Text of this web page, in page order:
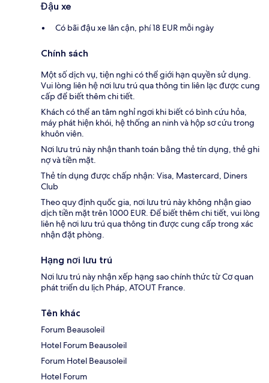
Đậu xe
Có bãi đậu xe lân cận, phí 18 EUR mỗi ngày
Chính sách
Một số dịch vụ, tiện nghi có thể giới hạn quyền sử dụng.
Vui lòng liên hệ nơi lưu trú qua thông tin liên lạc được cung
cấp để biết thêm chi tiết.
Khách có thể an tâm nghỉ ngơi khi biết có bình cứu hỏa,
máy phát hiện khói, hệ thống an ninh và hộp sơ cứu trong
khuôn viên.
Nơi lưu trú này nhận thanh toán bằng thẻ tín dụng, thẻ ghi
nợ và tiền mặt.
Thẻ tín dụng được chấp nhận: Visa, Mastercard, Diners
Club
Theo quy định quốc gia, nơi lưu trú này không nhận giao
dịch tiền mặt trên 1000 EUR. Để biết thêm chi tiết, vui lòng
liên hệ nơi lưu trú qua thông tin được cung cấp trong xác
nhận đặt phòng.
Hạng nơi lưu trú
Nơi lưu trú này nhận xếp hạng sao chính thức từ Cơ quan
phát triển du lịch Pháp, ATOUT France.
Tên khác
Forum Beausoleil
Hotel Forum Beausoleil
Forum Hotel Beausoleil
Hotel Forum